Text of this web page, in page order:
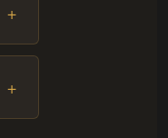
+
+